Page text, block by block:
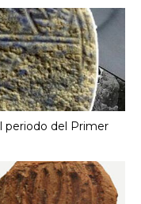
periodo del Primer